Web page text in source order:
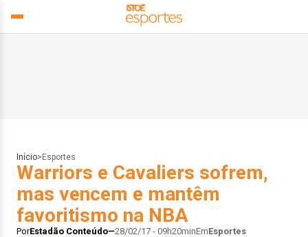
Início> Esportes
Warriors e Cavaliers sofrem,
mas vencem e mantêm
favoritismo na NBA
PorEstadão Conteúdo 28/02/17 - 09h20minEmEsportes